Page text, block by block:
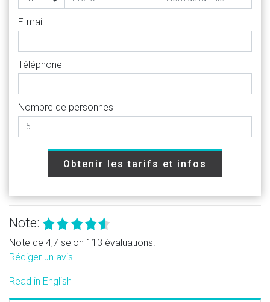
E-mail
Téléphone
Nombre de personnes
Obtenir les tarifs et infos
Note:
Note de 4,7 selon 113 évaluations.
Rédiger un avis
Read in English